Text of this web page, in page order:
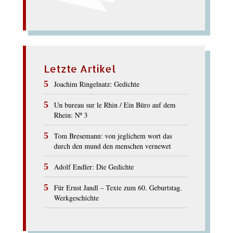
Letzte Artikel
Joachim Ringelnatz: Gedichte
Un bureau sur le Rhin / Ein Büro auf dem
Rhein: Nº 3
Tom Bresemann: von jeglichem wort das
durch den mund den menschen vernewet
Adolf Endler: Die Gedichte
Für Ernst Jandl – Texte zum 60. Geburtstag.
Werkgeschichte